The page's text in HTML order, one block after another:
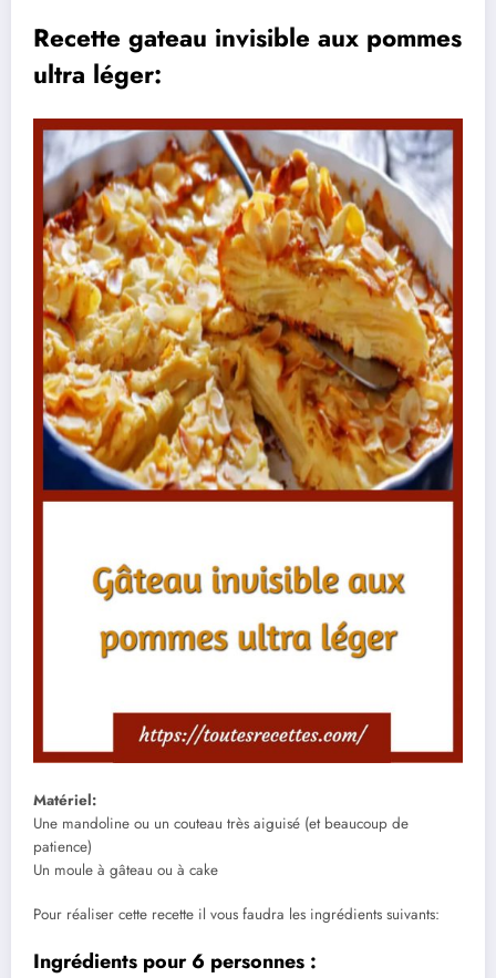
Recette gateau invisible aux pommes
ultra léger:
Matériel:
Une mandoline ou un couteau très aiguisé (et beaucoup de
patience)
Un moule à gâteau ou à cake
Pour réaliser cette recette il vous faudra les ingrédients suivants:
Ingrédients pour 6 personnes :